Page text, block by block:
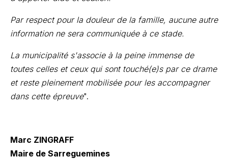
Par respect pour la douleur de la famille, aucune autre
information ne sera communiquée à ce stade.
La municipalité s'associe à la peine immense de
toutes celles et ceux qui sont touché(e)s par ce drame
et reste pleinement mobilisée pour les accompagner
dans cette épreuve".
Marc ZINGRAFF
Maire de Sarreguemines